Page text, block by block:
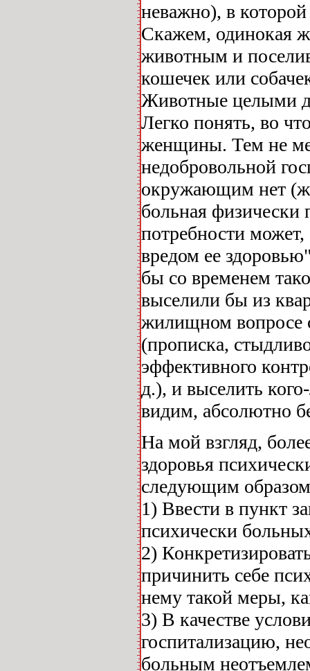
неважно), в
Скажем, одинокая
животным и
кошечек или
Животные целыми
Легко понять, во
женщины. Тем не
недобровольной
окружающим нет
больная физически
потребности
вредом ее
бы со временем
выселили бы из
жилищном вопросе
(прописка,
эффективного
д.), и выселить
видим, абсолютно
На мой взгляд,
здоровья
следующим
1) Ввести в пункт
психически
2)
причинить себе
нему такой меры,
3) В качестве
госпитализацию,
больным